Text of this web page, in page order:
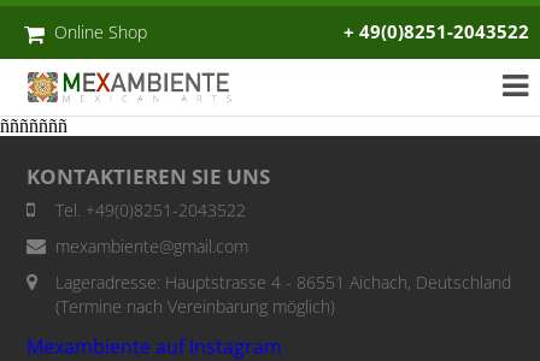
Online Shop + 49(0)8251-2043522
ñññññññ
KONTAKTIEREN SIE UNS
Tel. +49(0)8251-2043522
mexambiente@gmail.com
Lageradresse: Hauptstrasse 4 - 86551 Aichach, Deutschland
(Termine nach Vereinbarung möglich)
Mexambiente auf Instagram